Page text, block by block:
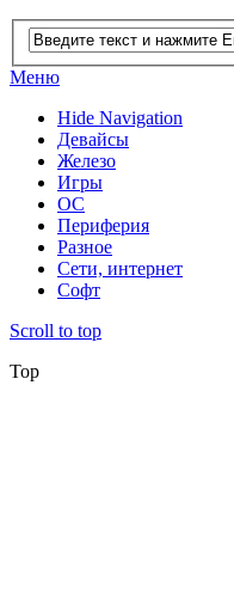
Меню
Hide Navigation
Девайсы
Железо
Игры
ОС
Периферия
Разное
Сети, интернет
Софт
Scroll to top
Top